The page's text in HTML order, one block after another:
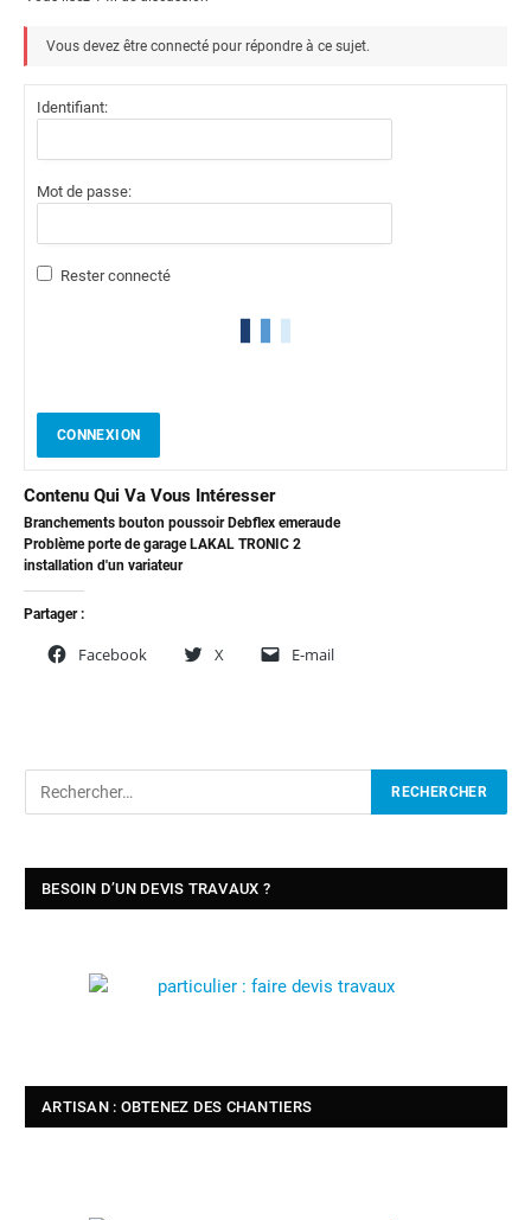
Vous devez être connecté pour répondre à ce sujet.
Identifiant:
Mot de passe:
Rester connecté
CONNEXION
Contenu Qui Va Vous Intéresser
Branchements bouton poussoir Debflex emeraude
Problème porte de garage LAKAL TRONIC 2
installation d'un variateur
Partager :
Facebook X E-mail
BESOIN D’UN DEVIS TRAVAUX ?
ARTISAN : OBTENEZ DES CHANTIERS